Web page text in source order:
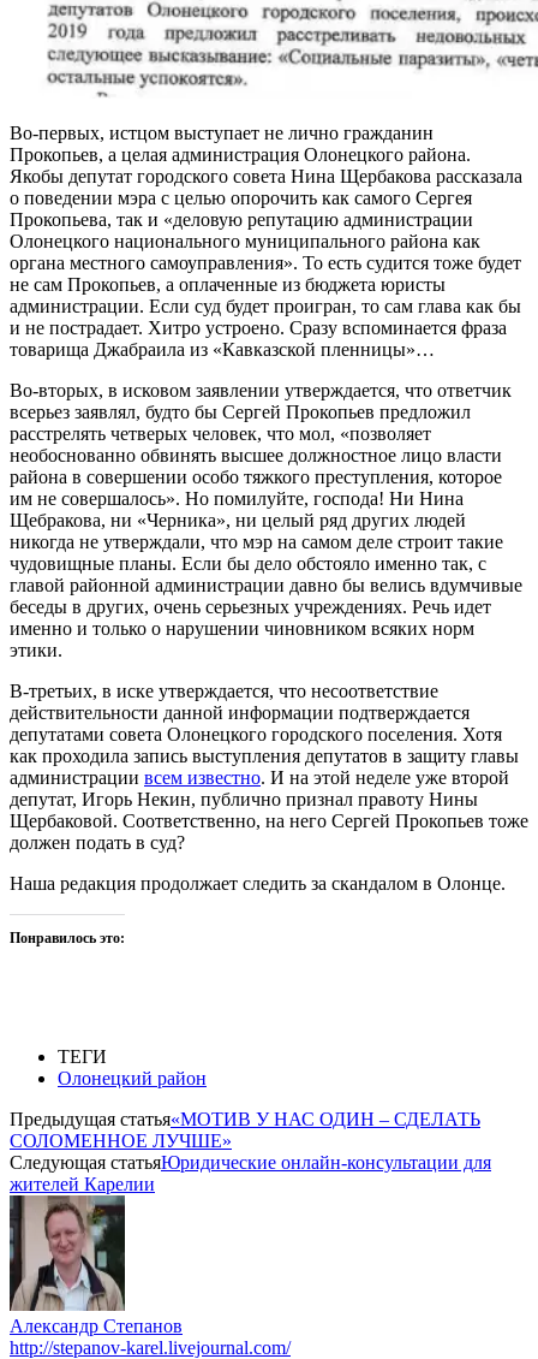
Во-первых, истцом выступает не лично гражданин
Прокопьев, а целая администрация Олонецкого района.
Якобы депутат городского совета Нина Щербакова рассказала
о поведении мэра с целью опорочить как самого Сергея
Прокопьева, так и «деловую репутацию администрации
Олонецкого национального муниципального района как
органа местного самоуправления». То есть судится тоже будет
не сам Прокопьев, а оплаченные из бюджета юристы
администрации. Если суд будет проигран, то сам глава как бы
и не пострадает. Хитро устроено. Сразу вспоминается фраза
товарища Джабраила из «Кавказской пленницы»…
Во-вторых, в исковом заявлении утверждается, что ответчик
всерьез заявлял, будто бы Сергей Прокопьев предложил
расстрелять четверых человек, что мол, «позволяет
необоснованно обвинять высшее должностное лицо власти
района в совершении особо тяжкого преступления, которое
им не совершалось». Но помилуйте, господа! Ни Нина
Щебракова, ни «Черника», ни целый ряд других людей
никогда не утверждали, что мэр на самом деле строит такие
чудовищные планы. Если бы дело обстояло именно так, с
главой районной администрации давно бы велись вдумчивые
беседы в других, очень серьезных учреждениях. Речь идет
именно и только о нарушении чиновником всяких норм
этики.
В-третьих, в иске утверждается, что несоответствие
действительности данной информации подтверждается
депутатами совета Олонецкого городского поселения. Хотя
как проходила запись выступления депутатов в защиту главы
администрации всем известно. И на этой неделе уже второй
депутат, Игорь Некин, публично признал правоту Нины
Щербаковой. Соответственно, на него Сергей Прокопьев тоже
должен подать в суд?
Наша редакция продолжает следить за скандалом в Олонце.
Понравилось это:
ТЕГИ
Олонецкий район
Предыдущая статья«МОТИВ У НАС ОДИН – СДЕЛАТЬ
СОЛОМЕННОЕ ЛУЧШЕ»
Следующая статьяЮридические онлайн-консультации для
жителей Карелии
Александр Степанов
http://stepanov-karel.livejournal.com/